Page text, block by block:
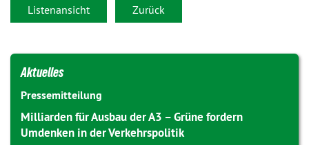
Listenansicht Zurück
Aktuelles
Pressemitteilung
Milliarden für Ausbau der A3 – Grüne fordern
Umdenken in der Verkehrspolitik